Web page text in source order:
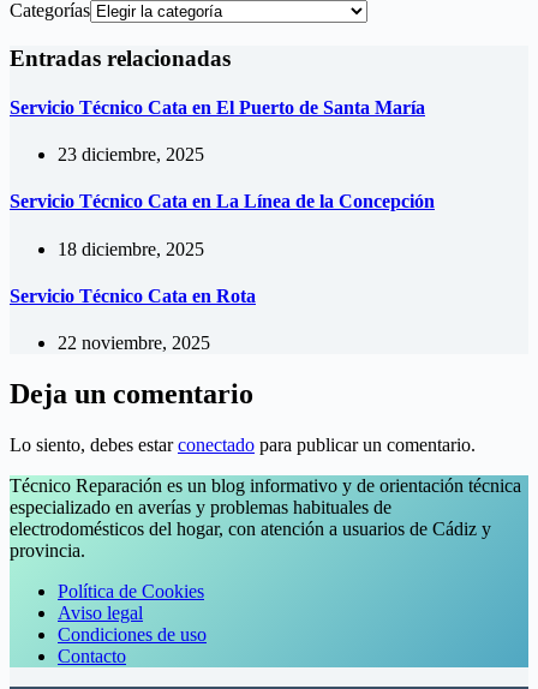
Categorías
Entradas relacionadas
Servicio Técnico Cata en El Puerto de Santa María
23 diciembre, 2025
Servicio Técnico Cata en La Línea de la Concepción
18 diciembre, 2025
Servicio Técnico Cata en Rota
22 noviembre, 2025
Deja un comentario
Lo siento, debes estarconectado para publicar un comentario.
Técnico Reparación es un blog informativo y de orientación técnica
especializado en averías y problemas habituales de
electrodomésticos del hogar, con atención a usuarios de Cádiz y
provincia.
Política de Cookies
Aviso legal
Condiciones de uso
Contacto